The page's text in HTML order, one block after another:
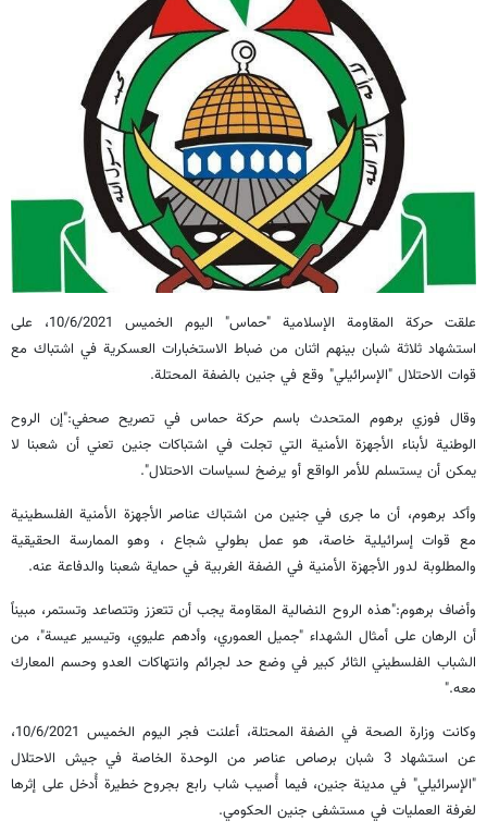
علقت حركة المقاومة الإسلامية "حماس" اليوم الخميس 10/6/2021، على
استشهاد ثلاثة شبان بينهم اثنان من ضباط الاستخبارات العسكرية في اشتباك مع
قوات الاحتلال "الإسرائيلي" وقع في جنين بالضفة المحتلة.
وقال فوزي برهوم المتحدث باسم حركة حماس في تصريح صحفي:"إن الروح
الوطنية لأبناء الأجهزة الأمنية التي تجلت في اشتباكات جنين تعني أن شعبنا لا
يمكن أن يستسلم للأمر الواقع أو يرضخ لسياسات الاحتلال".
وأكد برهوم، أن ما جرى في جنين من اشتباك عناصر الأجهزة الأمنية الفلسطينية
مع قوات إسرائيلية خاصة، هو عمل بطولي شجاع ، وهو الممارسة الحقيقية
والمطلوبة لدور الأجهزة الأمنية في الضفة الغربية في حماية شعبنا والدفاعة عنه.
وأضاف برهوم:"هذه الروح النضالية المقاومة يجب أن تتعزز وتتصاعد وتستمر، مبيناً
أن الرهان على أمثال الشهداء "جميل العموري، وأدهم عليوي، وتيسير عيسة"، من
الشباب الفلسطيني الثائر كبير في وضع حد لجرائم وانتهاكات العدو وحسم المعارك
معه."
وكانت وزارة الصحة في الضفة المحتلة، أعلنت فجر اليوم الخميس 10/6/2021،
عن استشهاد 3 شبان برصاص عناصر من الوحدة الخاصة في جيش الاحتلال
"الإسرائيلي" في مدينة جنين، فيما أُصيب شاب رابع بجروح خطيرة أُدخل على إثرها
لغرفة العمليات في مستشفى جنين الحكومي.